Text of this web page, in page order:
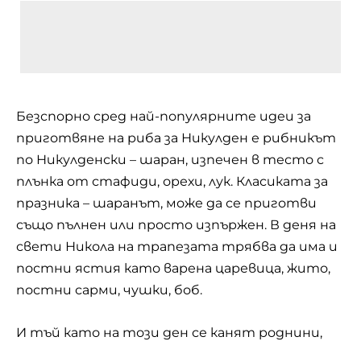
Безспорно сред най-популярните идеи за
приготвяне на риба за Никулден е рибникът
по Никулденски – шаран, изпечен в тесто с
плънка от стафиди, орехи, лук. Класиката за
празника – шаранът, може да се приготви
също пълнен или просто изпържен. В деня на
свети Никола на трапезата трябва да има и
постни ястия като варена царевица, жито,
постни сарми, чушки, боб.
И тъй като на този ден се канят роднини,